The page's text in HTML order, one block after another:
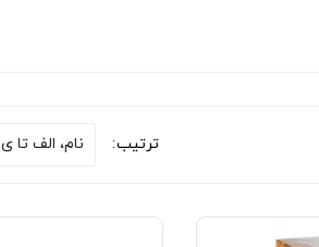
ترتیب: نام، الف تا ی